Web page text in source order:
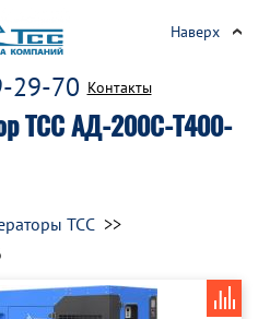
ТСС АД-200С-Т400-
29-70 Контакты
Наверх
ТСС